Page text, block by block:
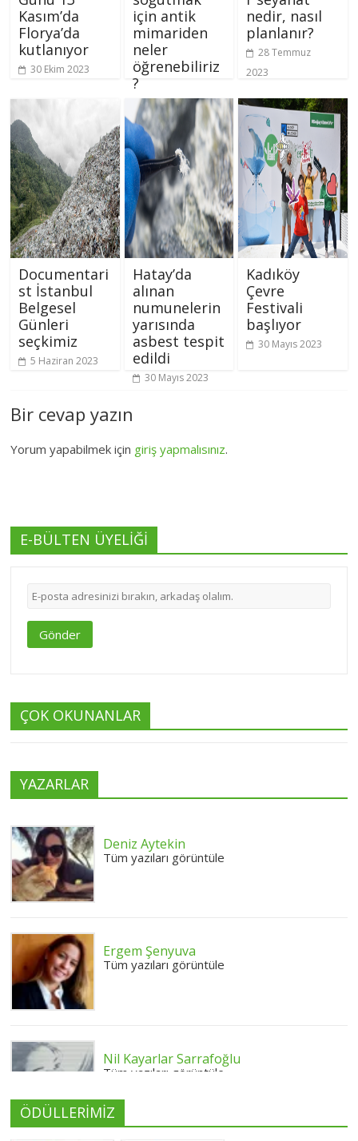
Kasım’da
Florya’da
kutlanıyor
30 Ekim 2023
için antik
mimariden
neler
öğrenebiliriz
?
28 Ağustos
2023
nedir, nasıl
planlanır?
28 Temmuz
2023
Documentari
st İstanbul
Belgesel
Günleri
seçkimiz
5 Haziran 2023
Hatay’da
alınan
numunelerin
yarısında
asbest tespit
edildi
30 Mayıs 2023
Kadıköy
Çevre
Festivali
başlıyor
30 Mayıs 2023
Bir cevap yazın
Yorum yapabilmek için giriş yapmalısınız.
E-BÜLTEN ÜYELİĞİ
Gönder
ÇOK OKUNANLAR
YAZARLAR
Deniz Aytekin
Tüm yazıları görüntüle
Ergem Şenyuva
Tüm yazıları görüntüle
Nil Kayarlar Sarrafoğlu
Tüm yazıları görüntüle
ÖDÜLLERİMİZ